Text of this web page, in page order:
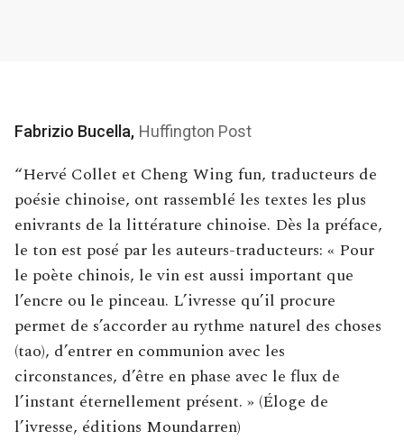
“Hervé Collet et Cheng Wing fun, traducteurs de
poésie chinoise, ont rassemblé les textes les plus
enivrants de la littérature chinoise. Dès la préface,
le ton est posé par les auteurs-traducteurs: « Pour
le poète chinois, le vin est aussi important que
l’encre ou le pinceau. L’ivresse qu’il procure
permet de s’accorder au rythme naturel des choses
(tao), d’entrer en communion avec les
circonstances, d’être en phase avec le flux de
l’instant éternellement présent. » (Éloge de
l’ivresse, éditions Moundarren)
Fabrizio Bucella, Huffington Post